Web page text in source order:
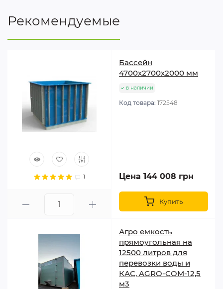
Рекомендуемые
1
Басcейн
4700х2700х2000 мм
в наличии
Код товара: 172548
Цена 144 008 грн
Купить
Агро емкость
прямоугольная на
12500 литров для
перевозки воды и
КАС, AGRO-COM-12,5
м3